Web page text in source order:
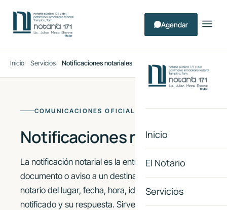
Agendar
Inicio
El Notario
Servicios
Inicio Servicios Notificaciones notariales
COMUNICACIONES OFICIALES
Notificaciones notariales
La notificación notarial es la entrega oficial de un
documento o aviso a un destinatario, dando fe el
notario del lugar, fecha, hora, identidad del
notificado y su respuesta. Sirve como prueba de